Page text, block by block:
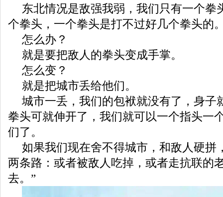
东北情况是敌强我弱，我们只有一个拳
个拳头，一个拳头是打不过好几个拳头的
怎么办？
就是要把敌人的拳头变成手掌。
怎么变？
就是把城市丢给他们。
城市一丢，我们的包袱就没有了，身子
拳头可就伸开了，我们就可以一个指头一
们了。
如果我们现在舍不得城市，和敌人硬拼
两条路：或者被敌人吃掉，或者走抗联的
去。”